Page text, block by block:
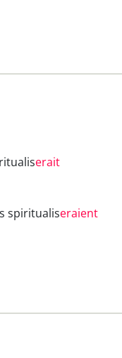
erait
spiritualiseraient